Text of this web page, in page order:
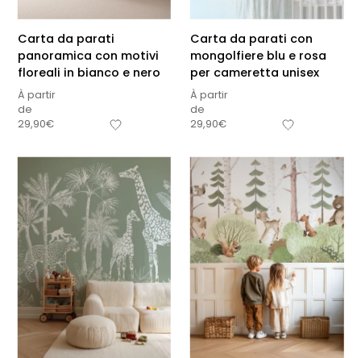
Carta da parati
panoramica con motivi
floreali in bianco e nero
À partir
de
29,90€
Carta da parati con
mongolfiere blu e rosa
per cameretta unisex
À partir
de
29,90€